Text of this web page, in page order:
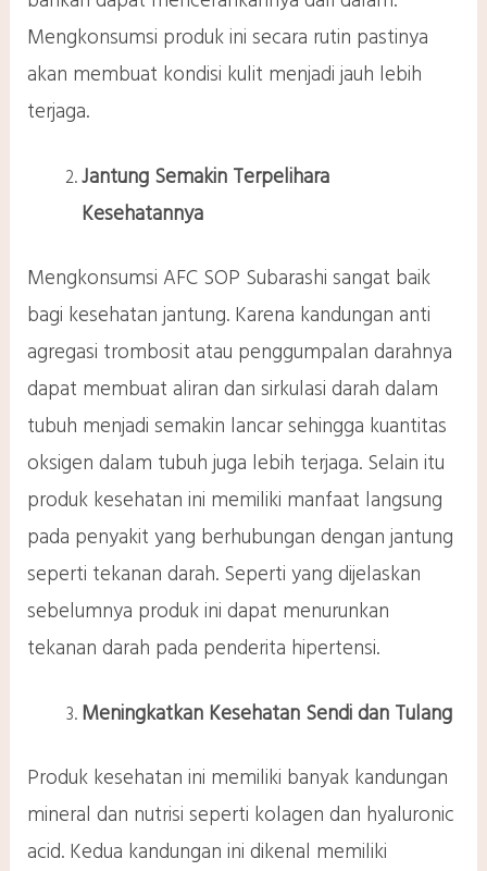
Mengkonsumsi produk ini secara rutin pastinya
akan membuat kondisi kulit menjadi jauh lebih
terjaga.
Jantung Semakin Terpelihara
Kesehatannya
Mengkonsumsi AFC SOP Subarashi sangat baik
bagi kesehatan jantung. Karena kandungan anti
agregasi trombosit atau penggumpalan darahnya
dapat membuat aliran dan sirkulasi darah dalam
tubuh menjadi semakin lancar sehingga kuantitas
oksigen dalam tubuh juga lebih terjaga. Selain itu
produk kesehatan ini memiliki manfaat langsung
pada penyakit yang berhubungan dengan jantung
seperti tekanan darah. Seperti yang dijelaskan
sebelumnya produk ini dapat menurunkan
tekanan darah pada penderita hipertensi.
Meningkatkan Kesehatan Sendi dan Tulang
Produk kesehatan ini memiliki banyak kandungan
mineral dan nutrisi seperti kolagen dan hyaluronic
acid. Kedua kandungan ini dikenal memiliki